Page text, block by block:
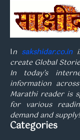
In sakshidar.co.in
create Global
In today’s
information
Marathi reader is
for various
demand and supply!
Categories